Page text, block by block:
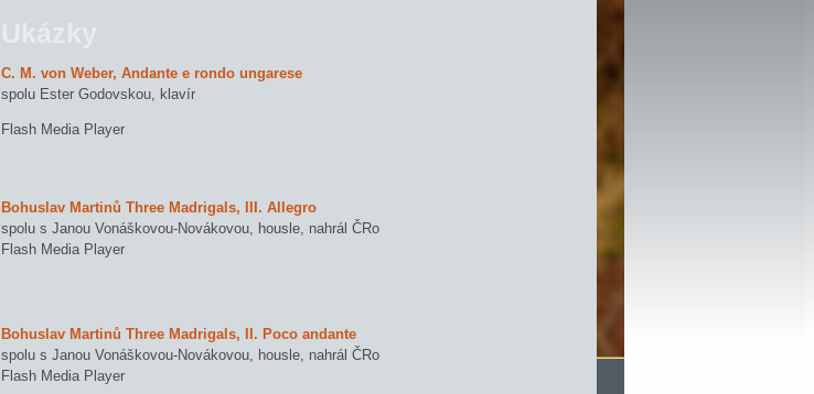
C. M. von Weber, Andante e rondo ungarese
spolu Ester Godovskou, klavír
Flash Media Player
Bohuslav Martinů Three Madrigals, III. Allegro
spolu s Janou Vonáškovou-Novákovou, housle, nahrál ČRo
Flash Media Player
Bohuslav Martinů Three Madrigals, II. Poco andante
spolu s Janou Vonáškovou-Novákovou, housle, nahrál ČRo
Flash Media Player